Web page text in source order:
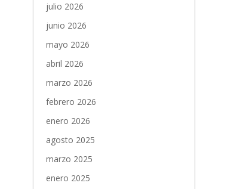
julio 2026
junio 2026
mayo 2026
abril 2026
marzo 2026
febrero 2026
enero 2026
agosto 2025
marzo 2025
enero 2025